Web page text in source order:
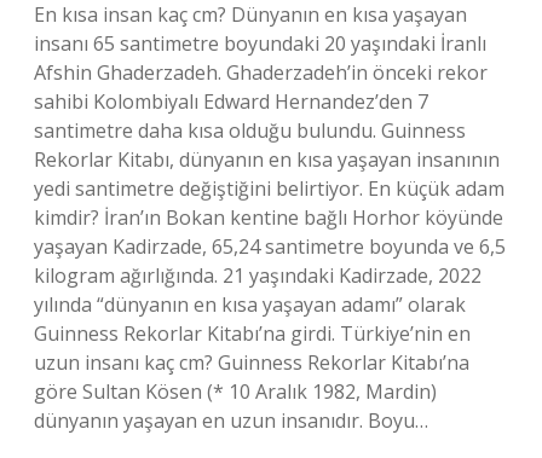
En kısa insan kaç cm? Dünyanın en kısa yaşayan
insanı 65 santimetre boyundaki 20 yaşındaki İranlı
Afshin Ghaderzadeh. Ghaderzadeh’in önceki rekor
sahibi Kolombiyalı Edward Hernandez’den 7
santimetre daha kısa olduğu bulundu. Guinness
Rekorlar Kitabı, dünyanın en kısa yaşayan insanının
yedi santimetre değiştiğini belirtiyor. En küçük adam
kimdir? İran’ın Bokan kentine bağlı Horhor köyünde
yaşayan Kadirzade, 65,24 santimetre boyunda ve 6,5
kilogram ağırlığında. 21 yaşındaki Kadirzade, 2022
yılında “dünyanın en kısa yaşayan adamı” olarak
Guinness Rekorlar Kitabı’na girdi. Türkiye’nin en
uzun insanı kaç cm? Guinness Rekorlar Kitabı’na
göre Sultan Kösen (* 10 Aralık 1982, Mardin)
dünyanın yaşayan en uzun insanıdır. Boyu…